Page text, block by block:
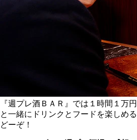
『週プレ酒ＢＡＲ』では１時間１万
と一緒にドリンクとフードを楽しめ
どーぞ！